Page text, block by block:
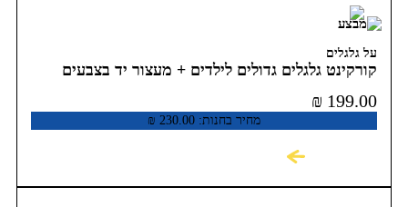
על גלגלים
קורקינט גלגלים גדולים לילדים + מעצור יד בצבעים
מחיר בחנות: ₪ 230.00
₪ 199.00